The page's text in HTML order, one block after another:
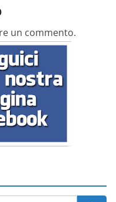
un commento.